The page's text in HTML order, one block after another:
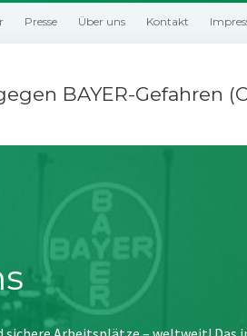
Presse Über uns Kontakt
BAYER-Gefahren